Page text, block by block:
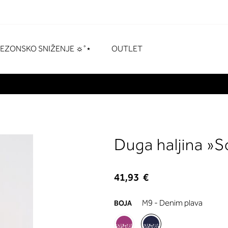
SNIŽENJE ☼˚⋆ OUTLET
Duga haljina
41,93 €
BOJA M9 - Denim plava